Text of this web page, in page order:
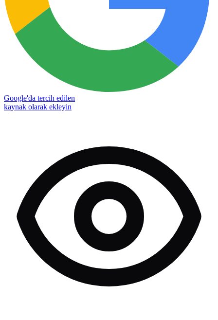
Google'da tercih edilen
kaynak olarak ekleyin